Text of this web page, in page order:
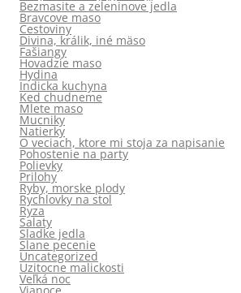
Bezmasite a zeleninove jedla
Bravcove maso
Cestoviny
Divina, králik, iné mäso
Fašiangy
Hovadzie maso
Hydina
Indicka kuchyna
Ked chudneme
Mlete maso
Mucniky
Natierky
O veciach, ktore mi stoja za napisanie
Pohostenie na party
Polievky
Prilohy
Ryby, morske plody
Rychlovky na stol
Ryza
Salaty
Sladke jedla
Slane pecenie
Uncategorized
Uzitocne malickosti
Veľká noc